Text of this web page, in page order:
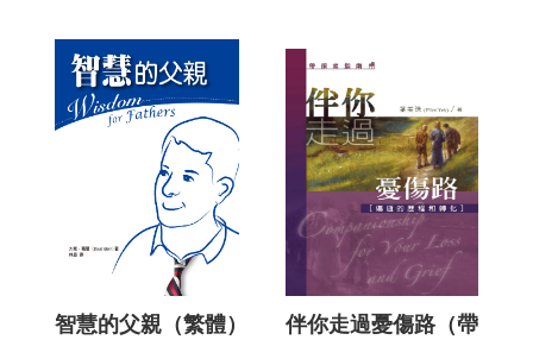
智慧的父親（繁體）
伴你走過憂傷路（帶